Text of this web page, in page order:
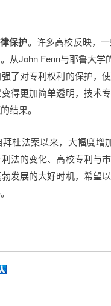
保护。许多高校反映，
从John Fenn与耶鲁大
了对专利权利的保护，
得更加简单透明，技术
结果。
杜法案以来，大幅度
法的变化、高校专利与
发展的大好时机，希望